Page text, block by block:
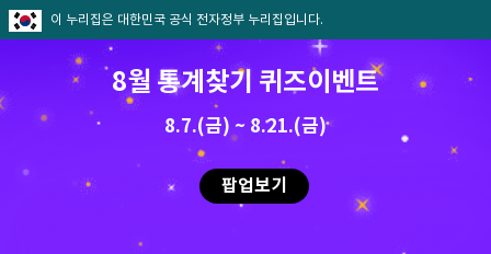
이 누리집은 대한민국 공식 전자정부 누리집입니다.
8월 통계찾기 퀴즈이벤트
8.7.(금) ~ 8.21.(금)
팝업보기